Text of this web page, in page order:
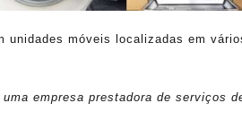
móveis localizadas em
empresa prestadora de serviços